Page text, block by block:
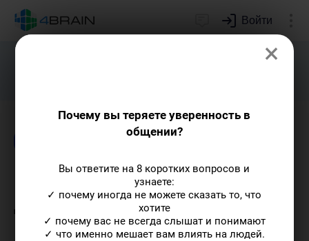
Войти
Подарим индивидуальный план
Риторика и письмо
Психологические аспекты
деловой этики
×
Почему вы теряете уверенность в
общении?
Вы ответите на 8 коротких вопросов и
узнаете:
✓ почему иногда не можете сказать то, что
хотите
✓ почему вас не всегда слышат и понимают
✓ что именно мешает вам влиять на людей.